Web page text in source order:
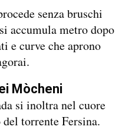
senza bruschi
accumula metro dopo
e curve che aprono
Mòcheni
si inoltra nel cuore
torrente Fersina.